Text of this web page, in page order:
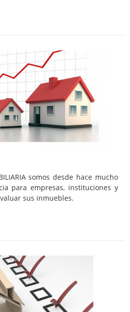
somos desde hace mucho
para empresas, instituciones y
sus inmuebles.